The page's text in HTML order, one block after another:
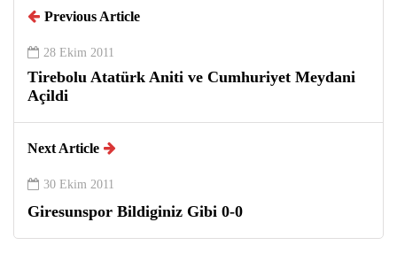
Previous Article
28 Ekim 2011
Tirebolu Atatürk Aniti ve Cumhuriyet Meydani
Açildi
Next Article
30 Ekim 2011
Giresunspor Bildiginiz Gibi 0-0